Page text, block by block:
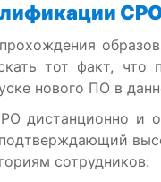
тот факт,
нового ПО в
дистанционно и
сотрудников: